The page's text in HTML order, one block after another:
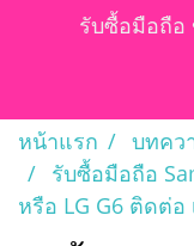
รับซื้อมือถือ
หน้าแรก บทคว
รับซื้อมือถือ
หรือ LG G6 ติดต่อ